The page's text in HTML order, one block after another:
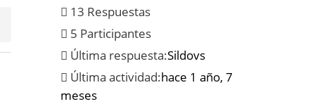
13 Respuestas
5 Participantes
Última respuesta:Sildovs
Última actividad:hace 1 año, 7
meses